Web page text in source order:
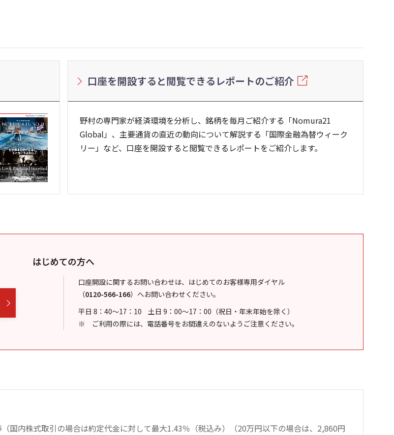
口座を開設すると閲覧できるレポートのご紹介
野村の専門家が経済環境を分析し、銘柄を毎月ご紹介する「Nomura21
Global」、主要通貨の直近の動向について解説する「国際金融為替ウィーク
リー」など、口座を開設すると閲覧できるレポートをご紹介します。
はじめての方へ
口座開設に関するお問い合わせは、はじめてのお客様専用ダイヤル
（0120-566-166） へお問い合わせください。
平日 8：40～17：10
土日 9：00～17：00（祝日・年末年始を除く）
ご利用の際には、電話番号をお間違えのないようご注意ください。
国内株式取引の場合は約定代金に対して最大1.43％（税込み）（20万円以下の場合は、2,860円